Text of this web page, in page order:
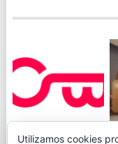
JUEGA AL
Utilizamos cookies